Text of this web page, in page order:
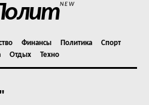
NEW
Финансы Политика
Спорт
Отдых Техно